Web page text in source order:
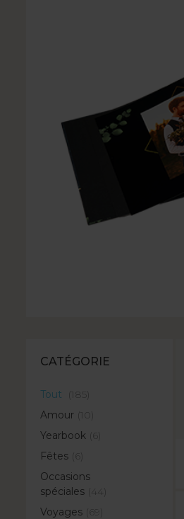
CATÉGORIE
Tout
(185)
Amour
(10)
Yearbook (6)
Fêtes (6)
Occasions
spéciales
(44)
Voyages (69)